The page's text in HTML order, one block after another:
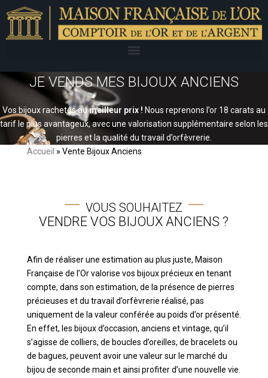
JE VENDS MES BIJOUX ANCIENS
Vos bijoux rachetés aumeilleur prix ! Nous reprenons l’or 18 carats au
tarif le plus avantageux, avec une valorisation supplémentaire selon les
pierres et la qualité du travail d’orfèvrerie.
Accueil » Vente Bijoux Anciens
VOUS SOUHAITEZ
VENDRE VOS BIJOUX ANCIENS ?
Afin de réaliser une estimation au plus juste, Maison
Française de l’Or valorise vos bijoux précieux en tenant
compte, dans son estimation, de la présence de pierres
précieuses et du travail d’orfèvrerie réalisé, pas
uniquement de la valeur conférée au poids d’or présenté.
En effet, les bijoux d’occasion, anciens et vintage, qu’il
s’agisse de colliers, de boucles d’oreilles, de bracelets ou
de bagues, peuvent avoir une valeur sur le marché du
bijou de seconde main et ainsi profiter d’une nouvelle vie.